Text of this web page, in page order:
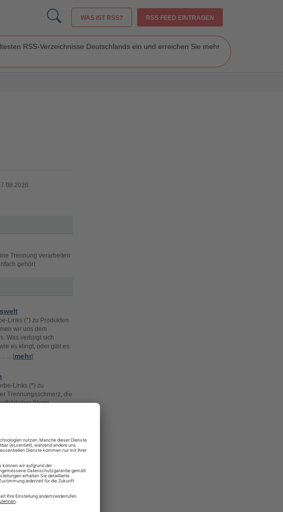
WAS IST RSS? RSS FEED EINTRAGEN
RSS-Verzeichnisse Deutschlands ein und erreichen Sie mehr
Trennung verarbeiten
gehört
Links (*) zu Produkten
wir uns dem
Was verbirgt sich
es klingt, oder gibt es
... [mehr]
Links (*) zu
Trennungsschmerz, die
Sturm
[
Links (*) zu Produkten
Alltag zwischen
Zumindest war das
mehr auf die endlosen